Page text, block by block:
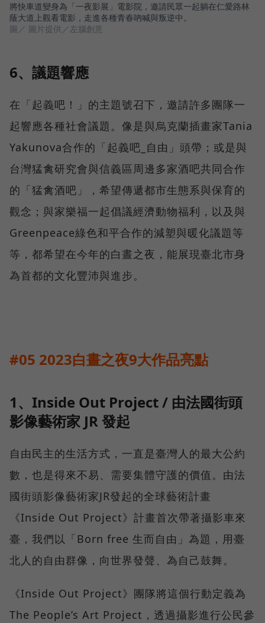
將快車道變身為「一夜影展」電影院，邀請民眾一起躺在仁愛路林
蔭大道上觀看電影，走進各種青春吶喊與叛逆中。
圖／ 圖片提供／左腦創意
6、議題響應
在「起義吧！」的主題號召下，邀請許多團隊一
起響應各種社會議題。像是與烏克蘭插畫家Tania
Yakunova合作的「起義吧_自由」頭帶；或是與
台灣猛禽研究會與信義區周邊多家酒吧共同合作
的「猛禽酒吧」，希望傳遞都市生態系與保育的
觀念；與家樂福一起倡議經濟動物福利，以及與
Greenpeace綠色和平合作的減塑與暖化議題等
等，都希望在今年的白晝之夜，能展現臺北市身
為首都的文化豐沛與進步。
#05 2023白晝之夜9大作品亮點
1、Inside Out Project / 由法國街頭
影像藝術家 JR 發起
自由民主的生活方式，一直是臺灣人的最大公約
數，也是得來不易、需要集體守護的價值。由法
國街頭影像藝術家JR發起的全球藝術計畫
《Inside Out Project》計畫首次帶著攝影車來
臺，我們以「Born free 生而自由」為題，用臺
北人的自由群像，向世界發聲、為自己鼓舞。
《Inside Out Project》團隊將這個行動定義為
The People’s Art Project，透過攝影進行公民參